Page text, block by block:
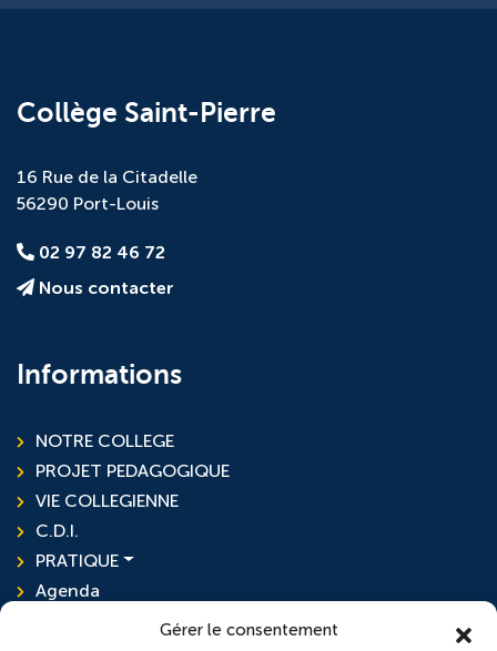
Gérer le consentement
Collège Saint-Pierre
16 Rue de la Citadelle
56290 Port-Louis
02 97 82 46 72
Nous contacter
Informations
NOTRE COLLEGE
PROJET PEDAGOGIQUE
VIE COLLEGIENNE
C.D.I.
PRATIQUE
Agenda